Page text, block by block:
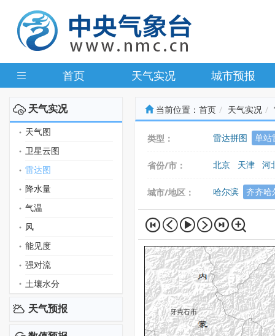
首页 天气实况 城市预报
天气实况
天气图
卫星云图
雷达图
降水量
气温
风
能见度
强对流
土壤水分
天气预报
当前位置： 首页 天气实况
类型： 雷达拼图 单站
省份/市： 北京 天津
河
城市/地区：
哈尔滨 齐齐哈